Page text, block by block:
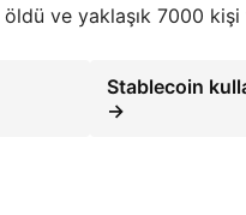
ve yaklaşık 7000 kişi
Stablecoin
→